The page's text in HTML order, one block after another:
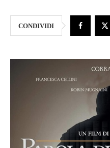
CONDIVIDI